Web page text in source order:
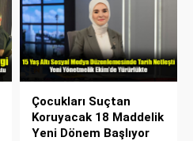
Çocukları Suçtan
Koruyacak 18 Maddelik
Yeni Dönem Başlıyor